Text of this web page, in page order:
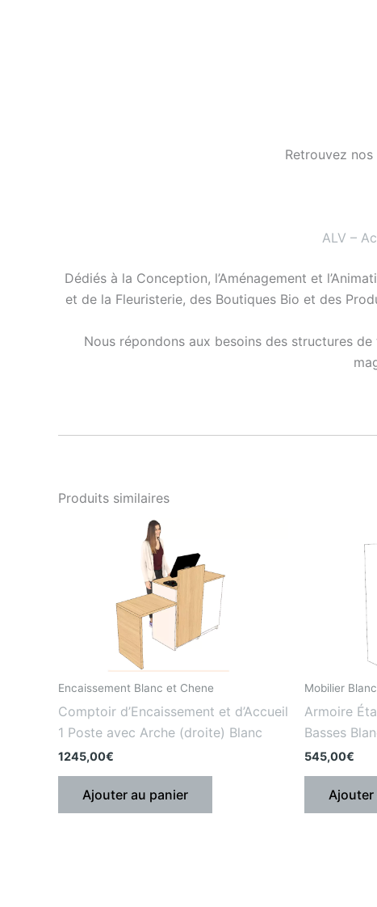
Retrouvez
ALV –
Dédiés à la Conception, l’Aménagement et
et de la Fleuristerie, des Boutiques Bio et des
Nous répondons aux besoins des structures
Produits similaires
Encaissement Blanc et Chene
Comptoir d’Encaissement et d’Accueil
1 Poste avec Arche (droite) Blanc
1245,00€
Ajouter au panier
Mobilier
Armoire
Basses
545,00€
Ajouter